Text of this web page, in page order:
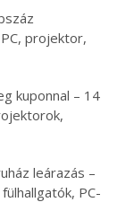
projektor,
kuponnal – 14
leárazás –
PC-